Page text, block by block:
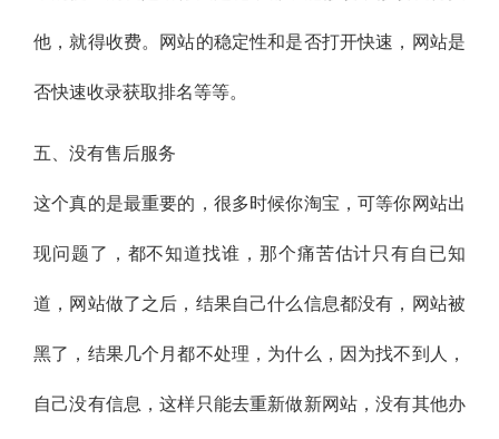
他，就得收费。网站的稳定性和是否打开快速，网站是
否快速收录获取排名等等。
五、没有售后服务
这个真的是最重要的，很多时候你淘宝，可等你网站出
现问题了，都不知道找谁，那个痛苦估计只有自已知
道，网站做了之后，结果自己什么信息都没有，网站被
黑了，结果几个月都不处理，为什么，因为找不到人，
自己没有信息，这样只能去重新做新网站，没有其他办